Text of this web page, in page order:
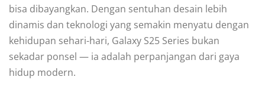
bisa dibayangkan. Dengan sentuhan desain lebih
dinamis dan teknologi yang semakin menyatu dengan
kehidupan sehari-hari, Galaxy S25 Series bukan
sekadar ponsel — ia adalah perpanjangan dari gaya
hidup modern.